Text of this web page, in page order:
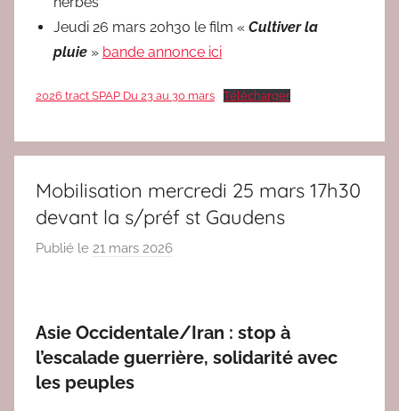
a
c
Jeudi 26 mars 20h30 le film « Cultiver la
pluie » bande annonce ici
2026 tract SPAP Du 23 au 30 mars Télécharger
Mobilisation mercredi 25 mars 17h30
devant la s/préf st Gaudens
Publié le 21 mars 2026
e
d
Asie Occidentale/Iran : stop à
l’escalade guerrière, solidarité avec
les peuples